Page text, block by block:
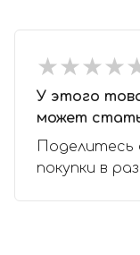
★★★★
★★★★
У этого
может
Поделитесь
покупки в